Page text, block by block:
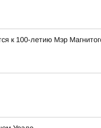
к 100-летию Мэр